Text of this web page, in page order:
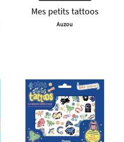
Mes petits tattoos
Auzou